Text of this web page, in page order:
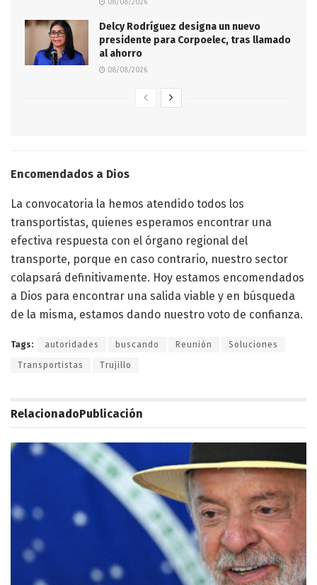
08/08/2026
Delcy Rodríguez designa un nuevo
presidente para Corpoelec, tras llamado
al ahorro
08/08/2026
Encomendados a Dios
La convocatoria la hemos atendido todos los
transportistas, quienes esperamos encontrar una
efectiva respuesta con el órgano regional del
transporte, porque en caso contrario, nuestro sector
colapsará definitivamente. Hoy estamos encomendados
a Dios para encontrar una salida viable y en búsqueda
de la misma, estamos dando nuestro voto de confianza.
Tags: autoridades buscando Reunión Soluciones
Transportistas Trujillo
RelacionadoPublicación